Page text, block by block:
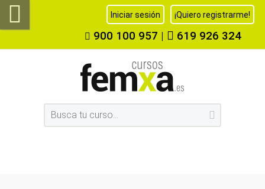
Iniciar sesión ¡Quiero registrarme!
900 100 957 | 619 926 324